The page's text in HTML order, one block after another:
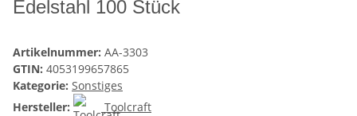
Edelstahl 100 Stück
Artikelnummer: AA-3303
GTIN: 4053199657865
Kategorie: Sonstiges
Hersteller:
Toolcraft